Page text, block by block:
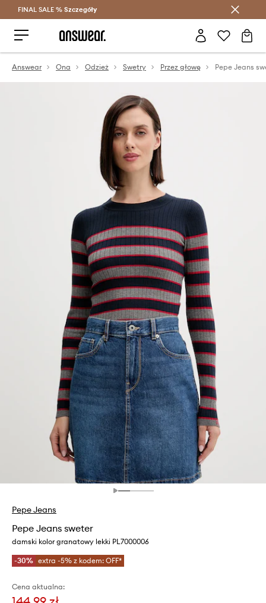
Oszczędzaj z Answear Club >
FINAL SALE % Szczegóły
Answear Ona Odzież Swetry Przez głowę Pepe Jeans
Pepe Jeans
Pepe Jeans sweter
damski kolor granatowy lekki PL7000006
-30% extra -5% z kodem: OFF*
Cena aktualna: